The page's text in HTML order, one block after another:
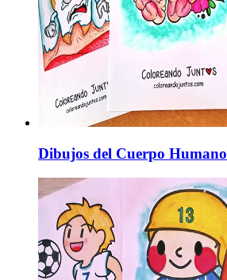
Dibujos del Cuerpo Humano